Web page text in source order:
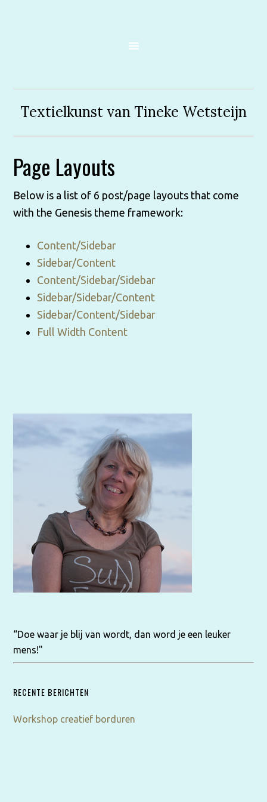
Textielkunst van Tineke Wetsteijn
Page Layouts
Below is a list of 6 post/page layouts that come
with the Genesis theme framework:
Content/Sidebar
Sidebar/Content
Content/Sidebar/Sidebar
Sidebar/Sidebar/Content
Sidebar/Content/Sidebar
Full Width Content
“Doe waar je blij van wordt, dan word je een leuker
mens!"
RECENTE BERICHTEN
Workshop creatief borduren